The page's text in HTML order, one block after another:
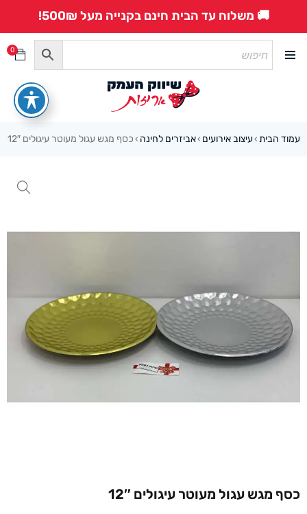
🚚 משלוח עד הבית חינם בקנייה מעל 500₪!
0
עמוד הבית ›עיצוב אירועים ›אביזרים לחינה › כסף מגש עגול מעוטר עיגולים 12″
כסף מגש עגול מעוטר עיגולים 12″